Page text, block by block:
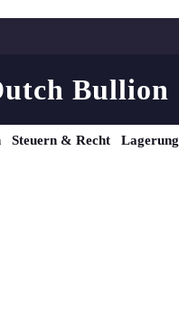
Bullion
Steuern & Recht Lagerung